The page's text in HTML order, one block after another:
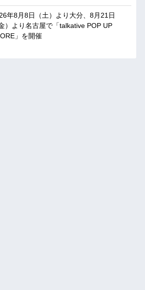
年8月8日（土）より大分、8月21日
金）より名古屋で「talkative POP UP
」を開催